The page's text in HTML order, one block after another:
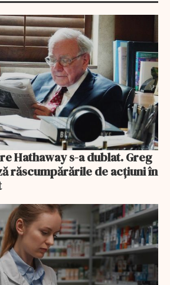
Hathaway s-a dublat. Greg
răscumpărările de acțiuni în